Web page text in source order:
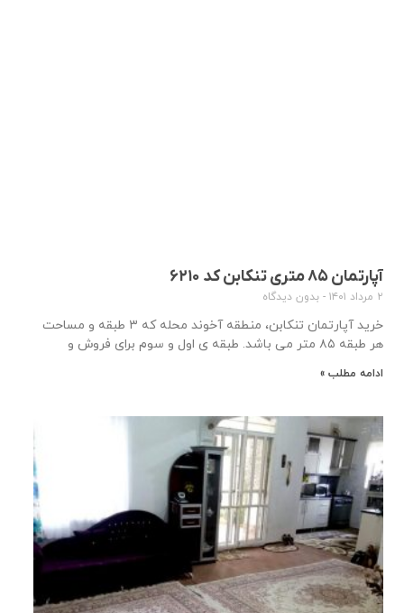
آپارتمان ۸۵ متری تنکابن کد ۶۲۱۰
۲ مرداد ۱۴۰۱ بدون دیدگاه
خرید آپارتمان تنکابن، منطقه آخوند محله که ۳ طبقه و مساحت
هر طبقه ۸۵ متر می باشد. طبقه ی اول و سوم برای فروش و
ادامه مطلب »